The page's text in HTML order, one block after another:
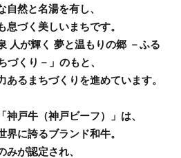
然と名湯を有し、
づく美しいまちです。
人が輝く 夢と温もりの郷 －ふる
づくり－」のもと、
るまちづくりを進めています。
戸牛（神戸ビーフ）」は、
に誇るブランド和牛。
みが認定され、